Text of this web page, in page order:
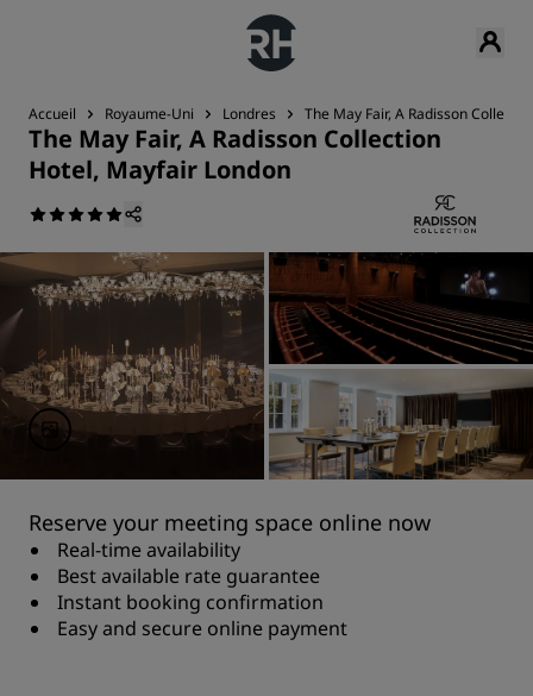
Accueil Royaume-Uni Londres The May Fair, A Radisson
The May Fair, A Radisson Collection
Hotel, Mayfair London
Reserve your meeting space online now
Real-time availability
Best available rate guarantee
Instant booking confirmation
Easy and secure online payment